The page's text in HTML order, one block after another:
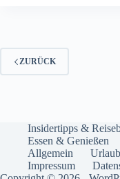
ZURÜCK
Insidertipps &
Essen & Genießen
Allgemein
Impressum